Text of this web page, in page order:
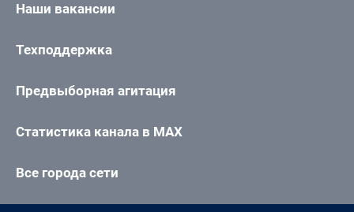
Наши вакансии
Техподдержка
Предвыборная агитация
Статистика канала в MAX
Все города сети